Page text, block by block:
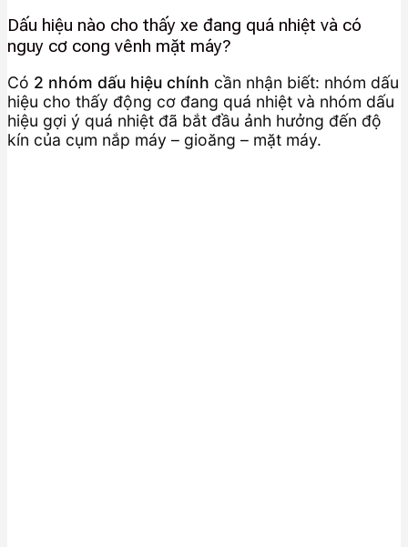
Dấu hiệu nào cho thấy xe đang quá nhiệt và có
nguy cơ cong vênh mặt máy?
Có 2 nhóm dấu hiệu chính cần nhận biết: nhóm dấu
hiệu cho thấy động cơ đang quá nhiệt và nhóm dấu
hiệu gợi ý quá nhiệt đã bắt đầu ảnh hưởng đến độ
kín của cụm nắp máy – gioăng – mặt máy.